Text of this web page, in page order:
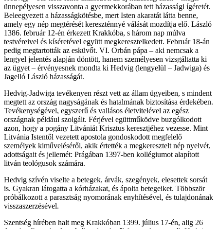
ünnepélyesen visszavonta a gyermekkorában tett házassági ígéretét.
Beleegyezett a házasságkötésbe, mert Isten akaratát látta benne,
amely egy nép megtérését kereszténnyé válását mozdítja elő. László
1386. február 12-én érkezett Krakkóba, s három nap múlva
testvéreivel és kíséretével együtt megkeresztelkedett. Február 18-án
pedig megtartották az esküvőt. VI. Orbán pápa ‒ aki nemcsak a
lengyel jelentés alapján döntött, hanem személyesen vizsgáltatta ki
az ügyet ‒ érvényesnek mondta ki Hedvig (lengyelül – Jadwiga) és
Jagelló László házasságát.
Hedvig-Jadwiga tevékenyen részt vett az állam ügyeiben, s mindent
megtett az ország nagyságának és hatalmának biztosítása érdekében.
Tevékenységével, egyszerű és vallásos életvitelével az egész
országnak például szolgált. Férjével egüttműködve buzgólkodott
azon, hogy a pogány Litvániát Krisztus keresztjéhez vezesse. Mint
Litvánia Istentől vezetett apostola gondoskodott megfelelő
személyek kiműveléséről, akik értették a megkeresztelt nép nyelvét,
adottságait és jellemét: Prágában 1397-ben kollégiumot alapított
litván teológusok számára.
Hedvig szívén viselte a betegek, árvák, szegények, elesettek sorsát
is. Gyakran látogatta a kórházakat, és ápolta betegeiket. Többször
próbálkozott a parasztság nyomorának enyhítésével, és tulajdonának
visszaszerzésével.
Szentség hírében halt meg Krakkóban 1399. július 17-én, alig 26